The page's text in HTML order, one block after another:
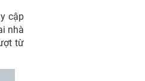
cập
nhà
từ